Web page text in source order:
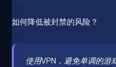
如何降低被封禁的风险？
使用VPN，避免单调的游